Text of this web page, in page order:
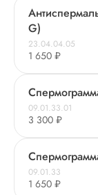
G)
23.04.04.05
1 650 ₽
09.01.33.01
3 300 ₽
09.01.33
1 650 ₽